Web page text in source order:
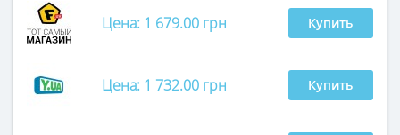
Цена: 1 679.00 грн Купить
Цена: 1 732.00 грн Купить